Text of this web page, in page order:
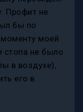
Профит не
бы по
моменту моей
стопа не было
в воздухе),
его в